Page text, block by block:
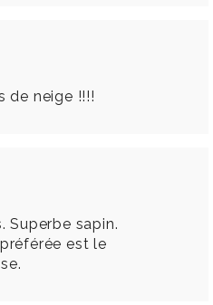
de neige !!!!
Superbe sapin.
est le